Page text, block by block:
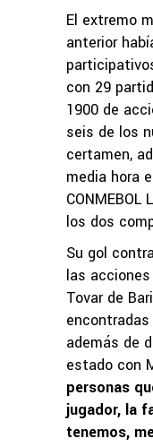
El extremo
anterior
con 29
1900 de
seis de los
certamen,
media hora
los dos
Su gol
las
Tovar de
además de
estado con
personas
jugador, la
tenemos,